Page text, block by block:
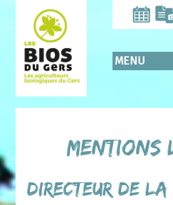
contenu
principal
MENU
Directeur de